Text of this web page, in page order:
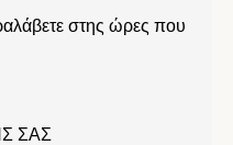
στης ώρες που
ΣΑΣ